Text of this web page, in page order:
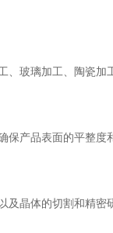
玻璃加工、陶瓷加
产品表面的平整度
晶体的切割和精密